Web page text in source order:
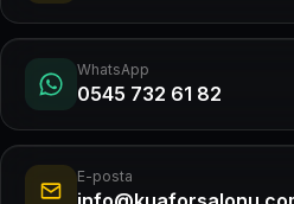
WhatsApp
0545 732 61 82
E-posta